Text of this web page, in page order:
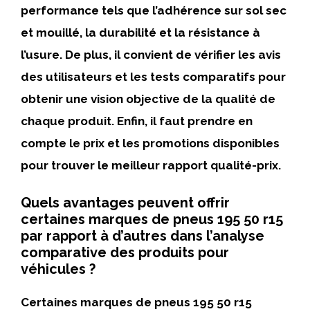
performance tels que l’adhérence sur sol sec
et mouillé, la durabilité et la résistance à
l’usure. De plus, il convient de vérifier les avis
des utilisateurs et les tests comparatifs pour
obtenir une vision objective de la qualité de
chaque produit. Enfin, il faut prendre en
compte le prix et les promotions disponibles
pour trouver le meilleur rapport qualité-prix.
Quels avantages peuvent offrir
certaines marques de pneus 195 50 r15
par rapport à d’autres dans l’analyse
comparative des produits pour
véhicules ?
Certaines marques de pneus 195 50 r15